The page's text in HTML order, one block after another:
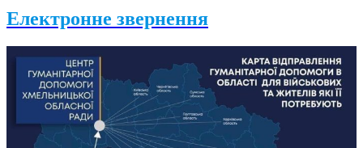
Електронне звернення